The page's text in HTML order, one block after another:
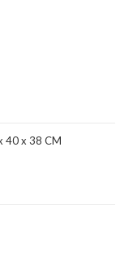
40 x 38 CM